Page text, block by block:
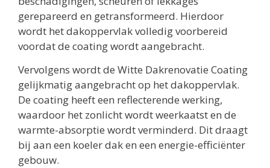
gerepareerd en getransformeerd. Hierdoor
wordt het dakoppervlak volledig voorbereid
voordat de coating wordt aangebracht.
Vervolgens wordt de Witte Dakrenovatie Coating
gelijkmatig aangebracht op het dakoppervlak.
De coating heeft een reflecterende werking,
waardoor het zonlicht wordt weerkaatst en de
warmte-absorptie wordt verminderd. Dit draagt
bij aan een koeler dak en een energie-efficiënter
gebouw.